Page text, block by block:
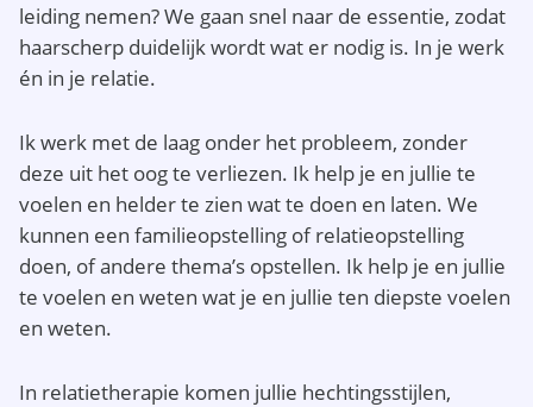
leiding nemen? We gaan snel naar de essentie, zodat
haarscherp duidelijk wordt wat er nodig is. In je werk
én in je relatie.
Ik werk met de laag onder het probleem, zonder
deze uit het oog te verliezen. Ik help je en jullie te
voelen en helder te zien wat te doen en laten. We
kunnen een familieopstelling of relatieopstelling
doen, of andere thema’s opstellen. Ik help je en jullie
te voelen en weten wat je en jullie ten diepste voelen
en weten.
In relatietherapie komen jullie hechtingsstijlen,